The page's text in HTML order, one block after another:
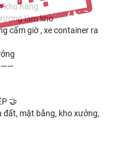
kho hàng
làm kho
cấm giờ , xe container ra
🤝
đất, mặt bằng, kho xưởng,